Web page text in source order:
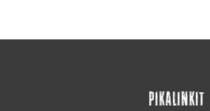
PIKALINKIT